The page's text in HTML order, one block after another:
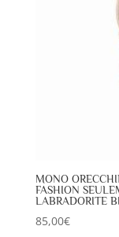
MONO
FASHION
LABRADORITE
85,00€